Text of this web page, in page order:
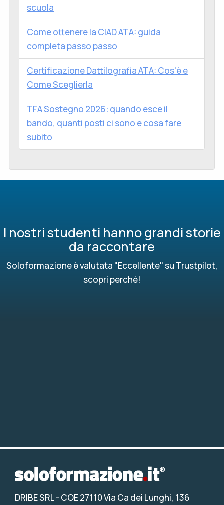
scuola
Come ottenere la CIAD ATA: guida
completa passo passo
Certificazione Dattilografia ATA: Cos'è e
Come Sceglierla
TFA Sostegno 2026: quando esce il
bando, quanti posti ci sono e cosa fare
subito
I nostri studenti hanno grandi storie
da raccontare
Soloformazione è valutata "Eccellente" su Trustpilot,
scopri perché!
DRIBE SRL- COE 27110 Via Ca dei Lunghi, 136